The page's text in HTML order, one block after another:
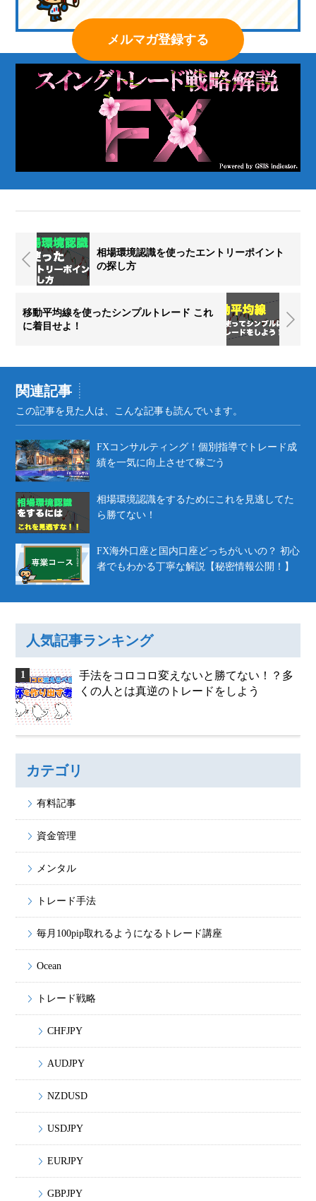
メルマガ登録する
相場環境認識を使ったエントリーポイント
の探し方
移動平均線を使ったシンプルトレード これ
に着目せよ！
関連記事
この記事を見た人は、こんな記事も読んでいます。
FXコンサルティング！個別指導でトレード成
績を一気に向上させて稼ごう
相場環境認識をするためにこれを見逃してた
ら勝てない！
FX海外口座と国内口座どっちがいいの？ 初心
者でもわかる丁寧な解説【秘密情報公開！】
人気記事ランキング
手法をコロコロ変えないと勝てない！？多
くの人とは真逆のトレードをしよう
カテゴリ
有料記事
資金管理
メンタル
トレード手法
毎月100pip取れるようになるトレード講座
Ocean
トレード戦略
CHFJPY
AUDJPY
NZDUSD
USDJPY
EURJPY
GBPJPY